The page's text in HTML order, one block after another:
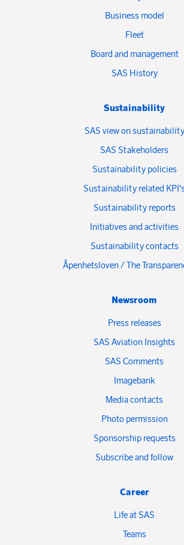
Business model
Fleet
Board and management
SAS History
Sustainability
SAS view on sustainability
SAS Stakeholders
Sustainability policies
Sustainability related
Sustainability reports
Initiatives and activities
Sustainability contacts
Åpenhetsloven / The
Newsroom
Press releases
SAS Aviation Insights
SAS Comments
Imagebank
Media contacts
Photo permission
Sponsorship requests
Subscribe and follow
Career
Life at SAS
Teams